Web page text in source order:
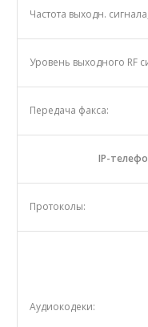
Частота выходн.
Уровень выходного RF
Передача факса:
IP-
Протоколы:
Аудиокодеки: